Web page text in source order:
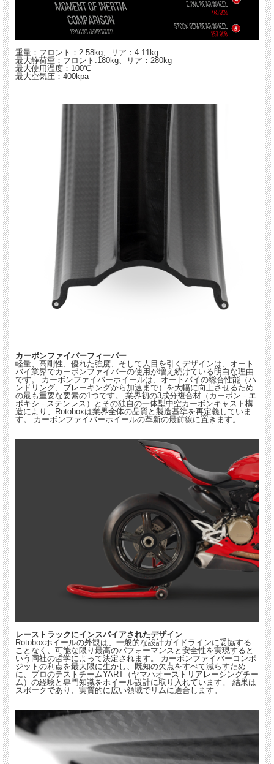
重量：フロント：2.58kg、リア：4.11kg
最大静荷重：フロント:180kg、リア：280kg
最大使用温度：100℃
最大空気圧：400kpa
カーボンファイバーフィーバー
軽量、高剛性、優れた強度、そして人目を引くデザインは、オート
バイ業界でカーボンファイバーの使用が増え続けている明白な理由
です。 カーボンファイバーホイールは、オートバイの総合性能（ハ
ンドリング、ブレーキングから加速まで）を大幅に向上させるため
の最も重要な要素の1つです。 業界初の3成分複合材（カーボン - エ
ポキシ - ステンレス）とその独自の一体型中空カーボンキャスト構
造により、Rotoboxは業界全体の品質と製造基準を再定義していま
す。 カーボンファイバーホイールの革新の最前線に置きます。
レーストラックにインスパイアされたデザイン
Rotoboxホイールの外観は、一般的な設計ガイドラインに妥協する
ことなく、可能な限り最高のパフォーマンスと安全性を実現すると
いう同社の哲学によって決定されます。 カーボンファイバーコンポ
ジットの利点を最大限に生かし、既知の欠点をすべて減らすため
に、プロのテストチームYART（ヤマハオーストリアレーシングチー
ム）の経験と専門知識をホイール設計に取り入れています。 結果は
スポークであり、実質的に広い領域でリムに適合します。